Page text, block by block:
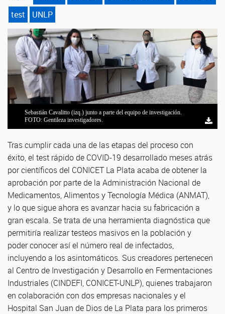
test
UNLP
Sebastián Cavalitto (izq.) junto a parte del equipo de investigación.
FOTO: Gentileza investigadores.
Tras cumplir cada una de las etapas del proceso con
éxito, el test rápido de COVID-19 desarrollado meses atrás
por científicos del CONICET La Plata acaba de obtener la
aprobación por parte de la Administración Nacional de
Medicamentos, Alimentos y Tecnología Médica (ANMAT),
y lo que sigue ahora es avanzar hacia su fabricación a
gran escala. Se trata de una herramienta diagnóstica que
permitiría realizar testeos masivos en la población y
poder conocer así el número real de infectados,
incluyendo a los asintomáticos. Sus creadores pertenecen
al Centro de Investigación y Desarrollo en Fermentaciones
Industriales (CINDEFI, CONICET-UNLP), quienes trabajaron
en colaboración con dos empresas nacionales y el
Hospital San Juan de Dios de La Plata para los primeros